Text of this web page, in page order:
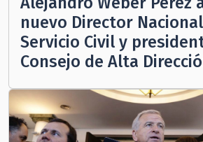
nuevo Director
Servicio Civil y
Consejo de Alta